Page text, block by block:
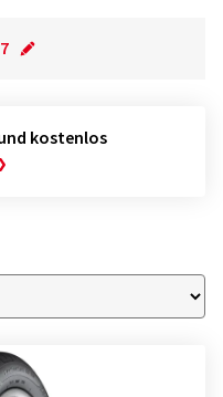
kostenlos